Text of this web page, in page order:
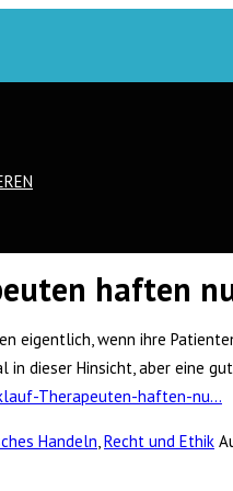
haften
eigentlich, wenn ihre
dieser Hinsicht, aber eine
Therapeuten-haften-nu…
Handeln,Recht und Ethik